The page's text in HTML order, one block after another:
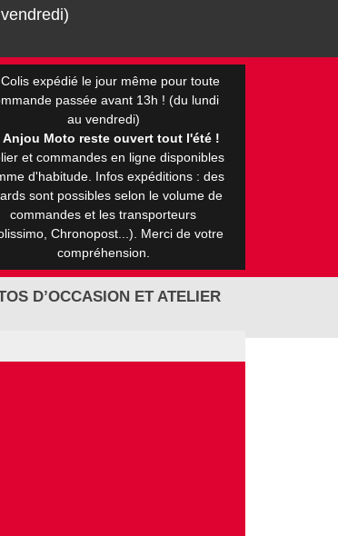
expédié le jour même pour toute
passée avant 13h ! (du lundi
au vendredi)
Anjou Moto reste ouvert tout l'été !
et commandes en ligne disponibles
d'habitude. Infos expéditions : des
sont possibles selon le volume de
commandes et les transporteurs
Chronopost...). Merci de votre
compréhension.
D’OCCASION ET ATELIER